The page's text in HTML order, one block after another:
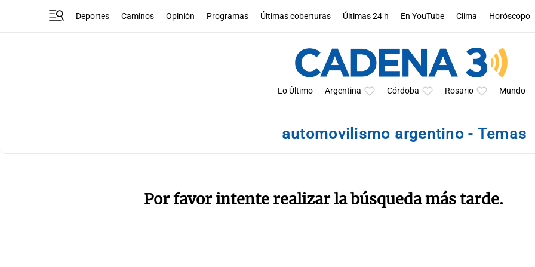
Deportes Caminos Opinión Programas Últimas coberturas Últimas 24 h En YouTube Clima Horóscopo
Lo Último Argentina Córdoba Rosario Mundo
automovilismo argentino - Temas
Por favor intente realizar la búsqueda más tarde.